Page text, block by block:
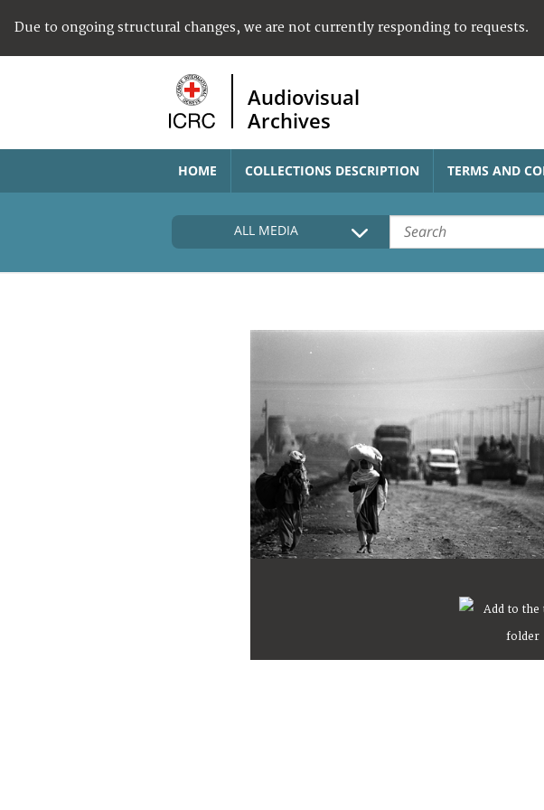
Due to ongoing structural changes, we are not currently responding to requests.
Audiovisual
Archives
HOME COLLECTIONS DESCRIPTION TERMS AND
ALL MEDIA